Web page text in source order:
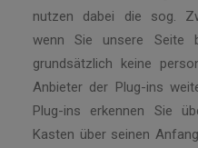
nutzen dabei die sog.
wenn Sie unsere Seite
grundsätzlich keine
Anbieter der Plug-ins
Plug-ins erkennen Sie
Kasten über seinen